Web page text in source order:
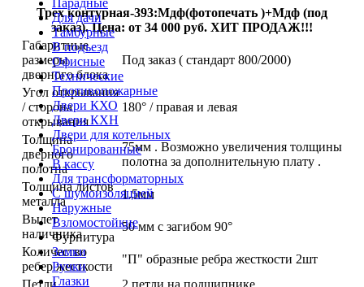
Парадные
Для дачи
Тамбурные
В подъезд
Офисные
Технические
Противопожарные
Двери КХО
Двери КХН
Двери для котельных
Бронированные
В кассу
Для трансформаторных
С шумоизоляцией
Наружные
Взломостойкие
Фурнитура
Замки
Ручки
Глазки
Трех контурная-393:Мдф(фотопечать )+Мдф (под
заказ). Цена: от 34 000 руб. ХИТ ПРОДАЖ!!!
Габаритные
размеры
дверного блока
Под заказ ( стандарт 800/2000)
Угол открывания
/ сторона
открывания
180° / правая и левая
Толщина
дверного
полотна
75мм . Возможно увеличения толщины
полотна за дополнительную плату .
Толщина листов
металла
1.5мм
Вылет
наличника
50 мм с загибом 90°
Количество
ребер жесткости
"П" образные ребра жесткости 2шт
Петли
2 петли на подшипнике